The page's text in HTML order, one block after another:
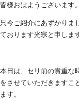
皆様おはようございます。
只今ご紹介にあずかりま
ております光宗と申しま
本日は、セリ前の貴重な
をさせていただきますこ
ます。